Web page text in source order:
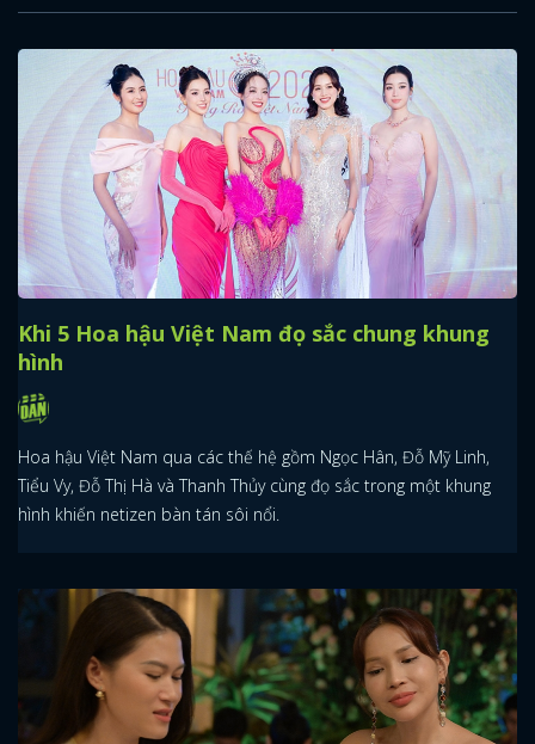
Khi 5 Hoa hậu Việt Nam đọ sắc chung khung
hình
Hoa hậu Việt Nam qua các thế hệ gồm Ngọc Hân, Đỗ Mỹ Linh,
Tiểu Vy, Đỗ Thị Hà và Thanh Thủy cùng đọ sắc trong một khung
hình khiến netizen bàn tán sôi nổi.